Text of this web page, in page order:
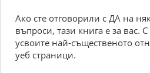
Ако сте отговорили с ДА на
въпроси, тази книга е за вас.
усвоите най-същественото
уеб страници.